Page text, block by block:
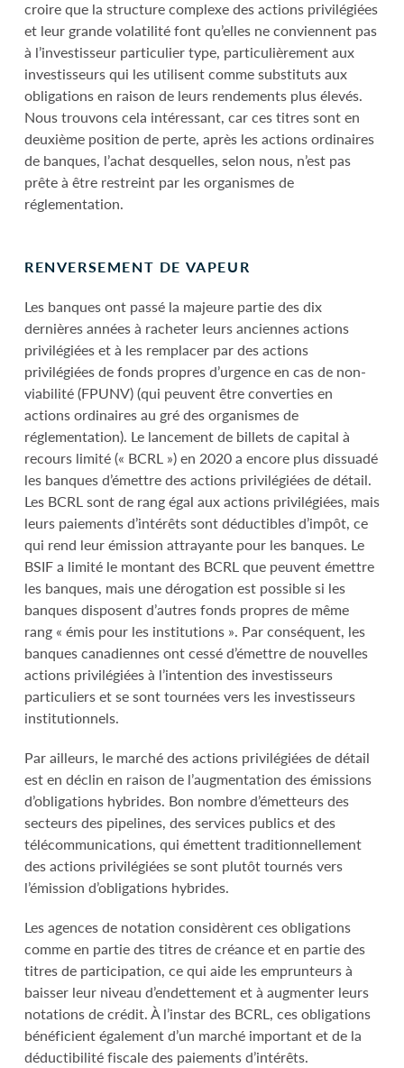
croire que la structure complexe des actions privilégiées
et leur grande volatilité font qu’elles ne conviennent pas
à l’investisseur particulier type, particulièrement aux
investisseurs qui les utilisent comme substituts aux
obligations en raison de leurs rendements plus élevés.
Nous trouvons cela intéressant, car ces titres sont en
deuxième position de perte, après les actions ordinaires
de banques, l’achat desquelles, selon nous, n’est pas
prête à être restreint par les organismes de
réglementation.
RENVERSEMENT DE VAPEUR
Les banques ont passé la majeure partie des dix
dernières années à racheter leurs anciennes actions
privilégiées et à les remplacer par des actions
privilégiées de fonds propres d’urgence en cas de non-
viabilité (FPUNV) (qui peuvent être converties en
actions ordinaires au gré des organismes de
réglementation). Le lancement de billets de capital à
recours limité (« BCRL ») en 2020 a encore plus dissuadé
les banques d’émettre des actions privilégiées de détail.
Les BCRL sont de rang égal aux actions privilégiées, mais
leurs paiements d’intérêts sont déductibles d’impôt, ce
qui rend leur émission attrayante pour les banques. Le
BSIF a limité le montant des BCRL que peuvent émettre
les banques, mais une dérogation est possible si les
banques disposent d’autres fonds propres de même
rang « émis pour les institutions ». Par conséquent, les
banques canadiennes ont cessé d’émettre de nouvelles
actions privilégiées à l’intention des investisseurs
particuliers et se sont tournées vers les investisseurs
institutionnels.
Par ailleurs, le marché des actions privilégiées de détail
est en déclin en raison de l’augmentation des émissions
d’obligations hybrides. Bon nombre d’émetteurs des
secteurs des pipelines, des services publics et des
télécommunications, qui émettent traditionnellement
des actions privilégiées se sont plutôt tournés vers
l’émission d’obligations hybrides.
Les agences de notation considèrent ces obligations
comme en partie des titres de créance et en partie des
titres de participation, ce qui aide les emprunteurs à
baisser leur niveau d’endettement et à augmenter leurs
notations de crédit. À l’instar des BCRL, ces obligations
bénéficient également d’un marché important et de la
déductibilité fiscale des paiements d’intérêts.